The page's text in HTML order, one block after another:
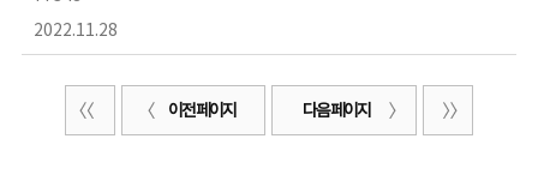
2022.11.28
이전 페이지 다음 페이지